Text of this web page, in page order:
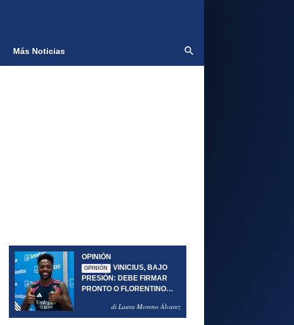
Más Noticias
OPINIÓN
OPINIÓN
VINICIUS, BAJO
PRESIÓN: DEBE FIRMAR
PRONTO O FLORENTINO
di Laura Moreno Álvarez